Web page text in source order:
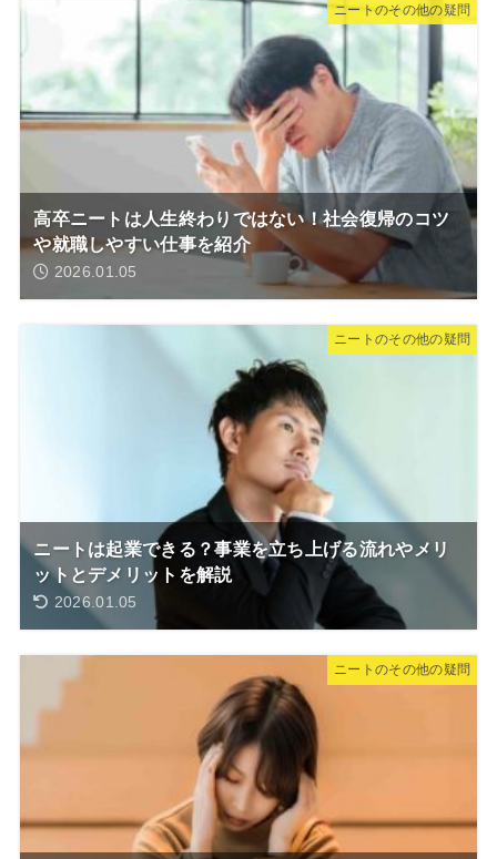
ニートのその他の疑問
高卒ニートは人生終わりではない！社会復帰のコツ
や就職しやすい仕事を紹介
2026.01.05
ニートのその他の疑問
ニートは起業できる？事業を立ち上げる流れやメリ
ットとデメリットを解説
2026.01.05
ニートのその他の疑問